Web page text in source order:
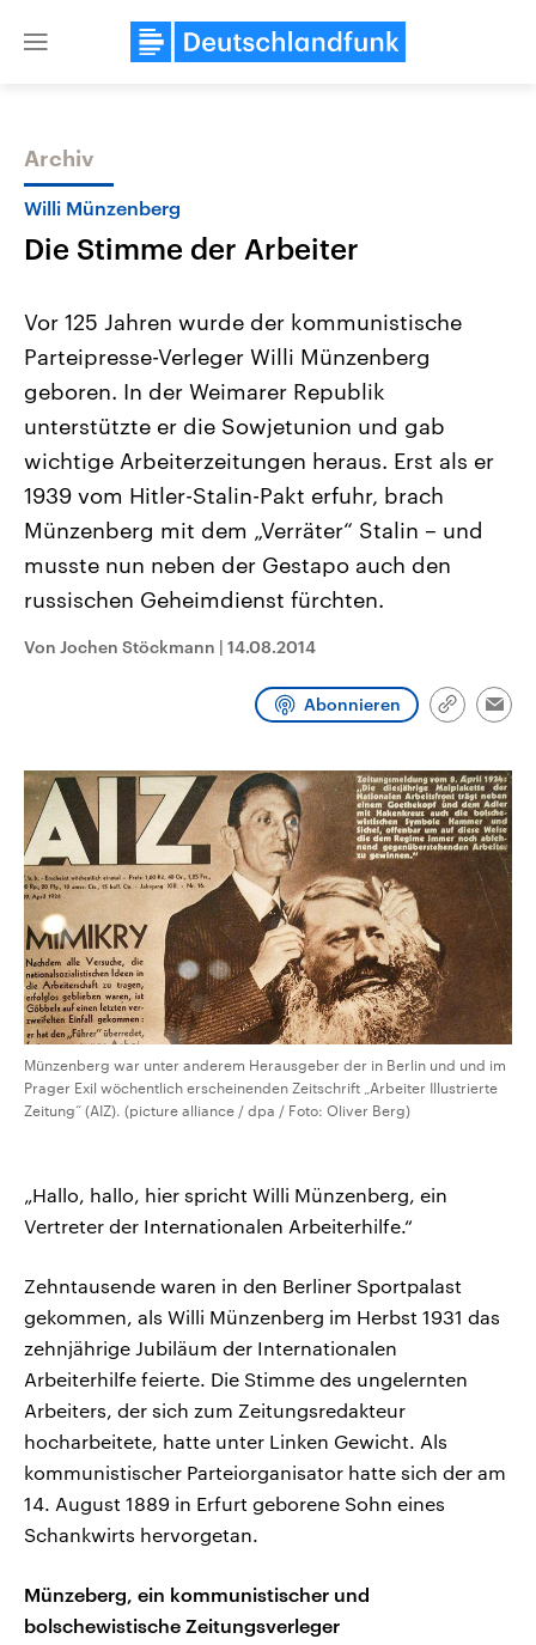
Close
Themen
Landtagswahl Sachsen-Anhalt
2026
Alle Informationen
Sachsen-Anhalt wählt am 6.
September 2026 einen neuen
Bundesland von einer Koalition aus
Umfragen, Prognosen,
Wahlprogramme, aktuelle Berichte
und Hintergründe zu den Parteien
Wahl.
USA
Aktuelle Beiträge,
Hintergründe
Wirtschaftlich und
gehören die Vereinigten
den mächtigsten Ländern
mit großem Einfluss auf
Sendungen Programm Podcasts
Archiv
Willi Münzenberg
Die Stimme der Arbeiter
Vor 125 Jahren wurde der kommunistische
Parteipresse-Verleger Willi Münzenberg
geboren. In der Weimarer Republik
unterstützte er die Sowjetunion und gab
wichtige Arbeiterzeitungen heraus. Erst als er
1939 vom Hitler-Stalin-Pakt erfuhr, brach
Münzenberg mit dem „Verräter“ Stalin – und
musste nun neben der Gestapo auch den
russischen Geheimdienst fürchten.
Von Jochen Stöckmann | 14.08.2014
Abonnieren
Link
Münzenberg war unter anderem Herausgeber der in Berlin und und im
Prager Exil wöchentlich erscheinenden Zeitschrift „Arbeiter Illustrierte
Zeitung“ (AIZ). (picture alliance / dpa / Foto: Oliver Berg)
„Hallo, hallo, hier spricht Willi Münzenberg, ein
Vertreter der Internationalen Arbeiterhilfe.“
Zehntausende waren in den Berliner Sportpalast
gekommen, als Willi Münzenberg im Herbst 1931 das
zehnjährige Jubiläum der Internationalen
Arbeiterhilfe feierte. Die Stimme des ungelernten
Arbeiters, der sich zum Zeitungsredakteur
hocharbeitete, hatte unter Linken Gewicht. Als
kommunistischer Parteiorganisator hatte sich der am
14. August 1889 in Erfurt geborene Sohn eines
Schankwirts hervorgetan.
Münzeberg, ein kommunistischer und
bolschewistische Zeitungsverleger